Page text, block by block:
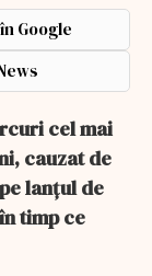
Google
cel mai
cauzat de
lanțul de
timp ce